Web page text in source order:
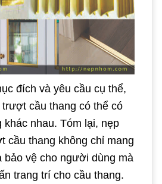
đích và yêu cầu cụ thể,
cầu thang có thể có
khác nhau. Tóm lại, nẹp
cầu thang không chỉ mang
bảo vệ cho người dùng mà
trang trí cho cầu thang.